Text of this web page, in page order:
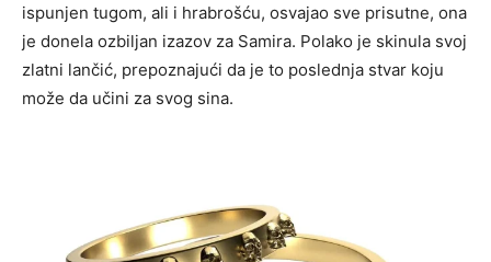
ispunjen tugom, ali i hrabrošću, osvajao sve prisutne, ona
je donela ozbiljan izazov za Samira. Polako je skinula svoj
zlatni lančić, prepoznajući da je to poslednja stvar koju
može da učini za svog sina.